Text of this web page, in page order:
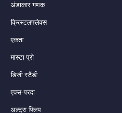
अंडाकार गणक
क्रिस्टलफ्लेक्स
एकता
मास्टा प्रो
डिजी स्टैंडी
एक्स-परदा
अल्ट्रा फ्लिप